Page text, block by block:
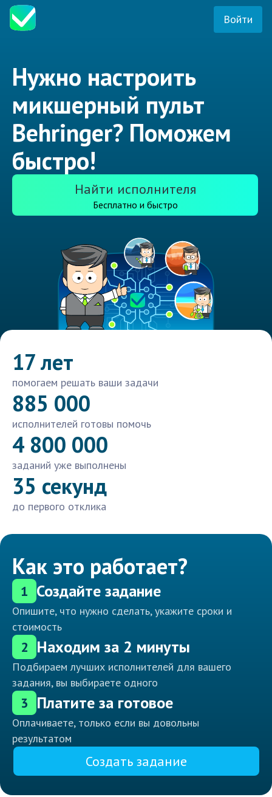
Войти
Нужно настроить
микшерный пульт
Behringer? Поможем
быстро!
Найти исполнителя
Бесплатно и быстро
17 лет
помогаем решать ваши задачи
885 000
исполнителей готовы помочь
4 800 000
заданий уже выполнены
35 секунд
до первого отклика
Как это работает?
1 Создайте задание
Опишите, что нужно сделать, укажите сроки и
стоимость
2 Находим за 2 минуты
Подбираем лучших исполнителей для вашего
задания, вы выбираете одного
3 Платите за готовое
Оплачиваете, только если вы довольны
результатом
Создать задание